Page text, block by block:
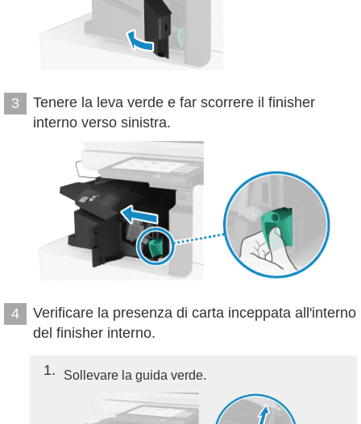
3
Tenere la leva verde e far scorrere il finisher
interno verso sinistra.
4
Verificare la presenza di carta inceppata all'interno
del finisher interno.
1 Sollevare la guida verde.